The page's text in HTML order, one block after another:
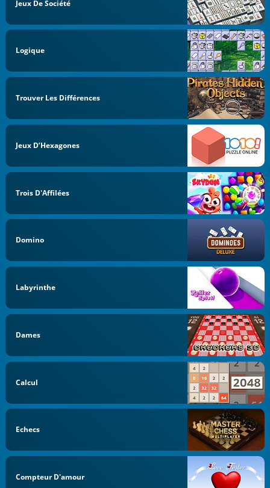
Jeux De Société
Logique
Trouver Les Différences
Jeux D’Hexagones
Trois D'Affilées
Domino
Labyrinthe
Dames
Calcul
Echecs
Compteur D'amour